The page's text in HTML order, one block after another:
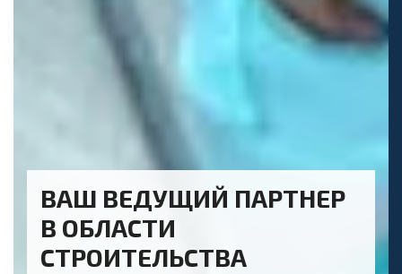
ВАШ ВЕДУЩИЙ ПАРТНЕР
В ОБЛАСТИ
СТРОИТЕЛЬСТВА